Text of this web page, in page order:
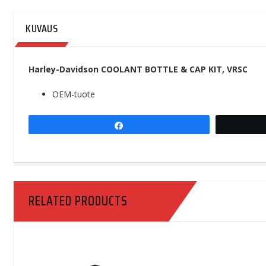
KUVAUS
Harley-Davidson COOLANT BOTTLE & CAP KIT, VRSC
OEM-tuote
RELATED PRODUCTS